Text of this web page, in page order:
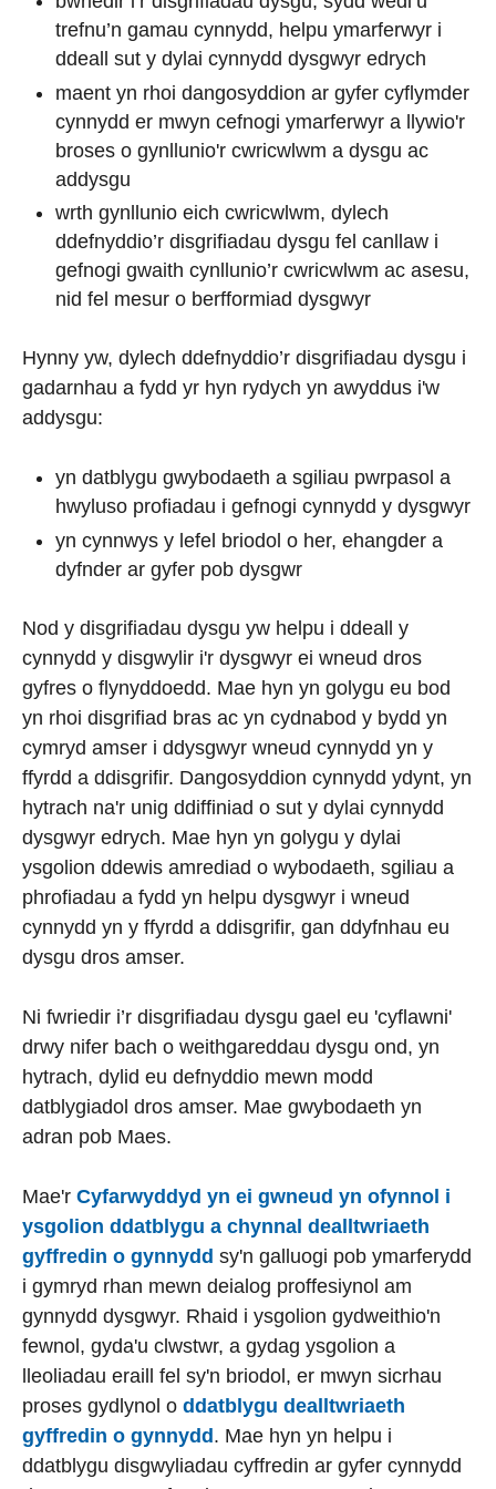
trefnu’n gamau cynnydd, helpu ymarferwyr i
ddeall sut y dylai cynnydd dysgwyr edrych
maent yn rhoi dangosyddion ar gyfer cyflymder
cynnydd er mwyn cefnogi ymarferwyr a llywio'r
broses o gynllunio'r cwricwlwm a dysgu ac
addysgu
wrth gynllunio eich cwricwlwm, dylech
ddefnyddio’r disgrifiadau dysgu fel canllaw i
gefnogi gwaith cynllunio’r cwricwlwm ac asesu,
nid fel mesur o berfformiad dysgwyr
Hynny yw, dylech ddefnyddio’r disgrifiadau dysgu i
gadarnhau a fydd yr hyn rydych yn awyddus i'w
addysgu:
yn datblygu gwybodaeth a sgiliau pwrpasol a
hwyluso profiadau i gefnogi cynnydd y dysgwyr
yn cynnwys y lefel briodol o her, ehangder a
dyfnder ar gyfer pob dysgwr
Nod y disgrifiadau dysgu yw helpu i ddeall y
cynnydd y disgwylir i'r dysgwyr ei wneud dros
gyfres o flynyddoedd. Mae hyn yn golygu eu bod
yn rhoi disgrifiad bras ac yn cydnabod y bydd yn
cymryd amser i ddysgwyr wneud cynnydd yn y
ffyrdd a ddisgrifir. Dangosyddion cynnydd ydynt, yn
hytrach na'r unig ddiffiniad o sut y dylai cynnydd
dysgwyr edrych. Mae hyn yn golygu y dylai
ysgolion ddewis amrediad o wybodaeth, sgiliau a
phrofiadau a fydd yn helpu dysgwyr i wneud
cynnydd yn y ffyrdd a ddisgrifir, gan ddyfnhau eu
dysgu dros amser.
Ni fwriedir i’r disgrifiadau dysgu gael eu 'cyflawni'
drwy nifer bach o weithgareddau dysgu ond, yn
hytrach, dylid eu defnyddio mewn modd
datblygiadol dros amser. Mae gwybodaeth yn
adran pob Maes.
Mae'r Cyfarwyddyd yn ei gwneud yn ofynnol i
ysgolion ddatblygu a chynnal dealltwriaeth
gyffredin o gynnydd sy'n galluogi pob ymarferydd
i gymryd rhan mewn deialog proffesiynol am
gynnydd dysgwyr. Rhaid i ysgolion gydweithio'n
fewnol, gyda'u clwstwr, a gydag ysgolion a
lleoliadau eraill fel sy'n briodol, er mwyn sicrhau
proses gydlynol o ddatblygu dealltwriaeth
gyffredin o gynnydd. Mae hyn yn helpu i
ddatblygu disgwyliadau cyffredin ar gyfer cynnydd